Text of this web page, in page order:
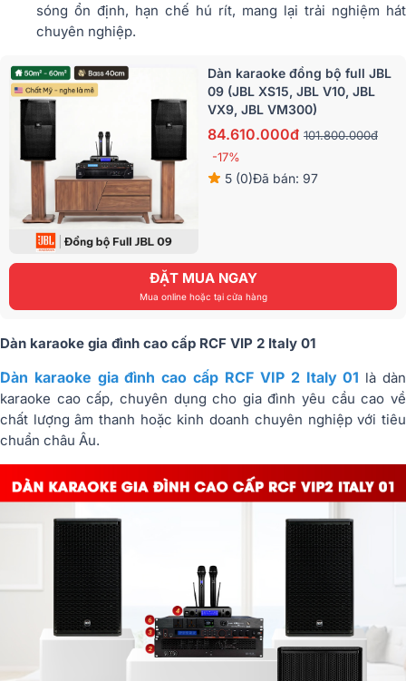
sóng ổn định, hạn chế hú rít, mang lại trải nghiệm hát
chuyên nghiệp.
Dàn karaoke đồng bộ full JBL
09 (JBL XS15, JBL V10, JBL
VX9, JBL VM300)
84.610.000đ 101.800.000đ
-17%
5 (0)Đã bán: 97
ĐẶT MUA NGAY
Mua online hoặc tại cửa hàng
Dàn karaoke gia đình cao cấp RCF VIP 2 Italy 01
Dàn karaoke gia đình cao cấp RCF VIP 2 Italy 01 là dàn
karaoke cao cấp, chuyên dụng cho gia đình yêu cầu cao về
chất lượng âm thanh hoặc kinh doanh chuyên nghiệp với tiêu
chuẩn châu Âu.